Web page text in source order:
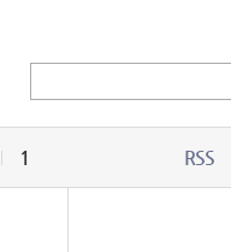
1 RSS